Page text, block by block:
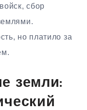
сбор
но платило за
земли: